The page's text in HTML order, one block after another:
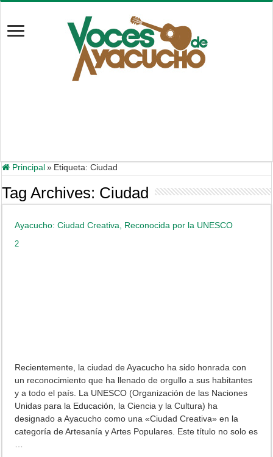
Principal » Etiqueta:Ciudad
Tag Archives: Ciudad
Ayacucho: Ciudad Creativa, Reconocida por la UNESCO
2
Recientemente, la ciudad de Ayacucho ha sido honrada con
un reconocimiento que ha llenado de orgullo a sus habitantes
y a todo el país. La UNESCO (Organización de las Naciones
Unidas para la Educación, la Ciencia y la Cultura) ha
designado a Ayacucho como una «Ciudad Creativa» en la
categoría de Artesanía y Artes Populares. Este título no solo es